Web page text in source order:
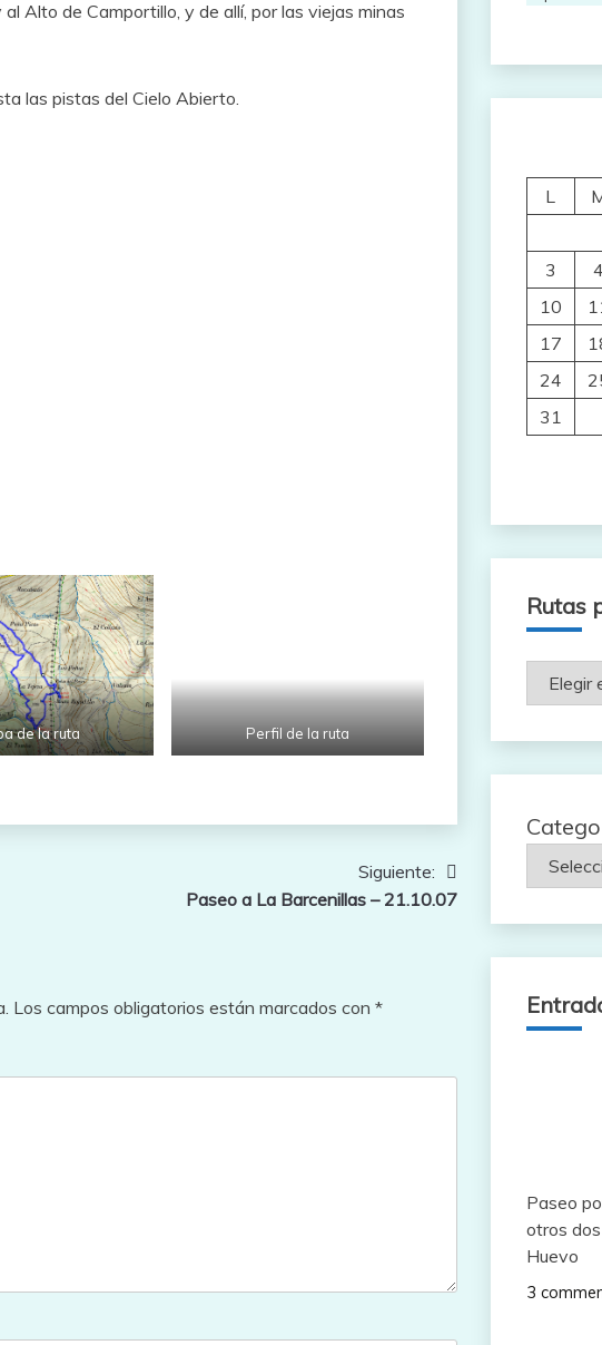
Alto de Camportillo, y de allí, por las viejas minas
las pistas del Cielo Abierto.
de la ruta Perfil de la ruta
Siguiente:
Paseo a La Barcenillas – 21.10.07
Los campos obligatorios están marcados con *
L
3
4
10
17
24
31
Rutas
Rutas
Paseo
otros
Huevo
3